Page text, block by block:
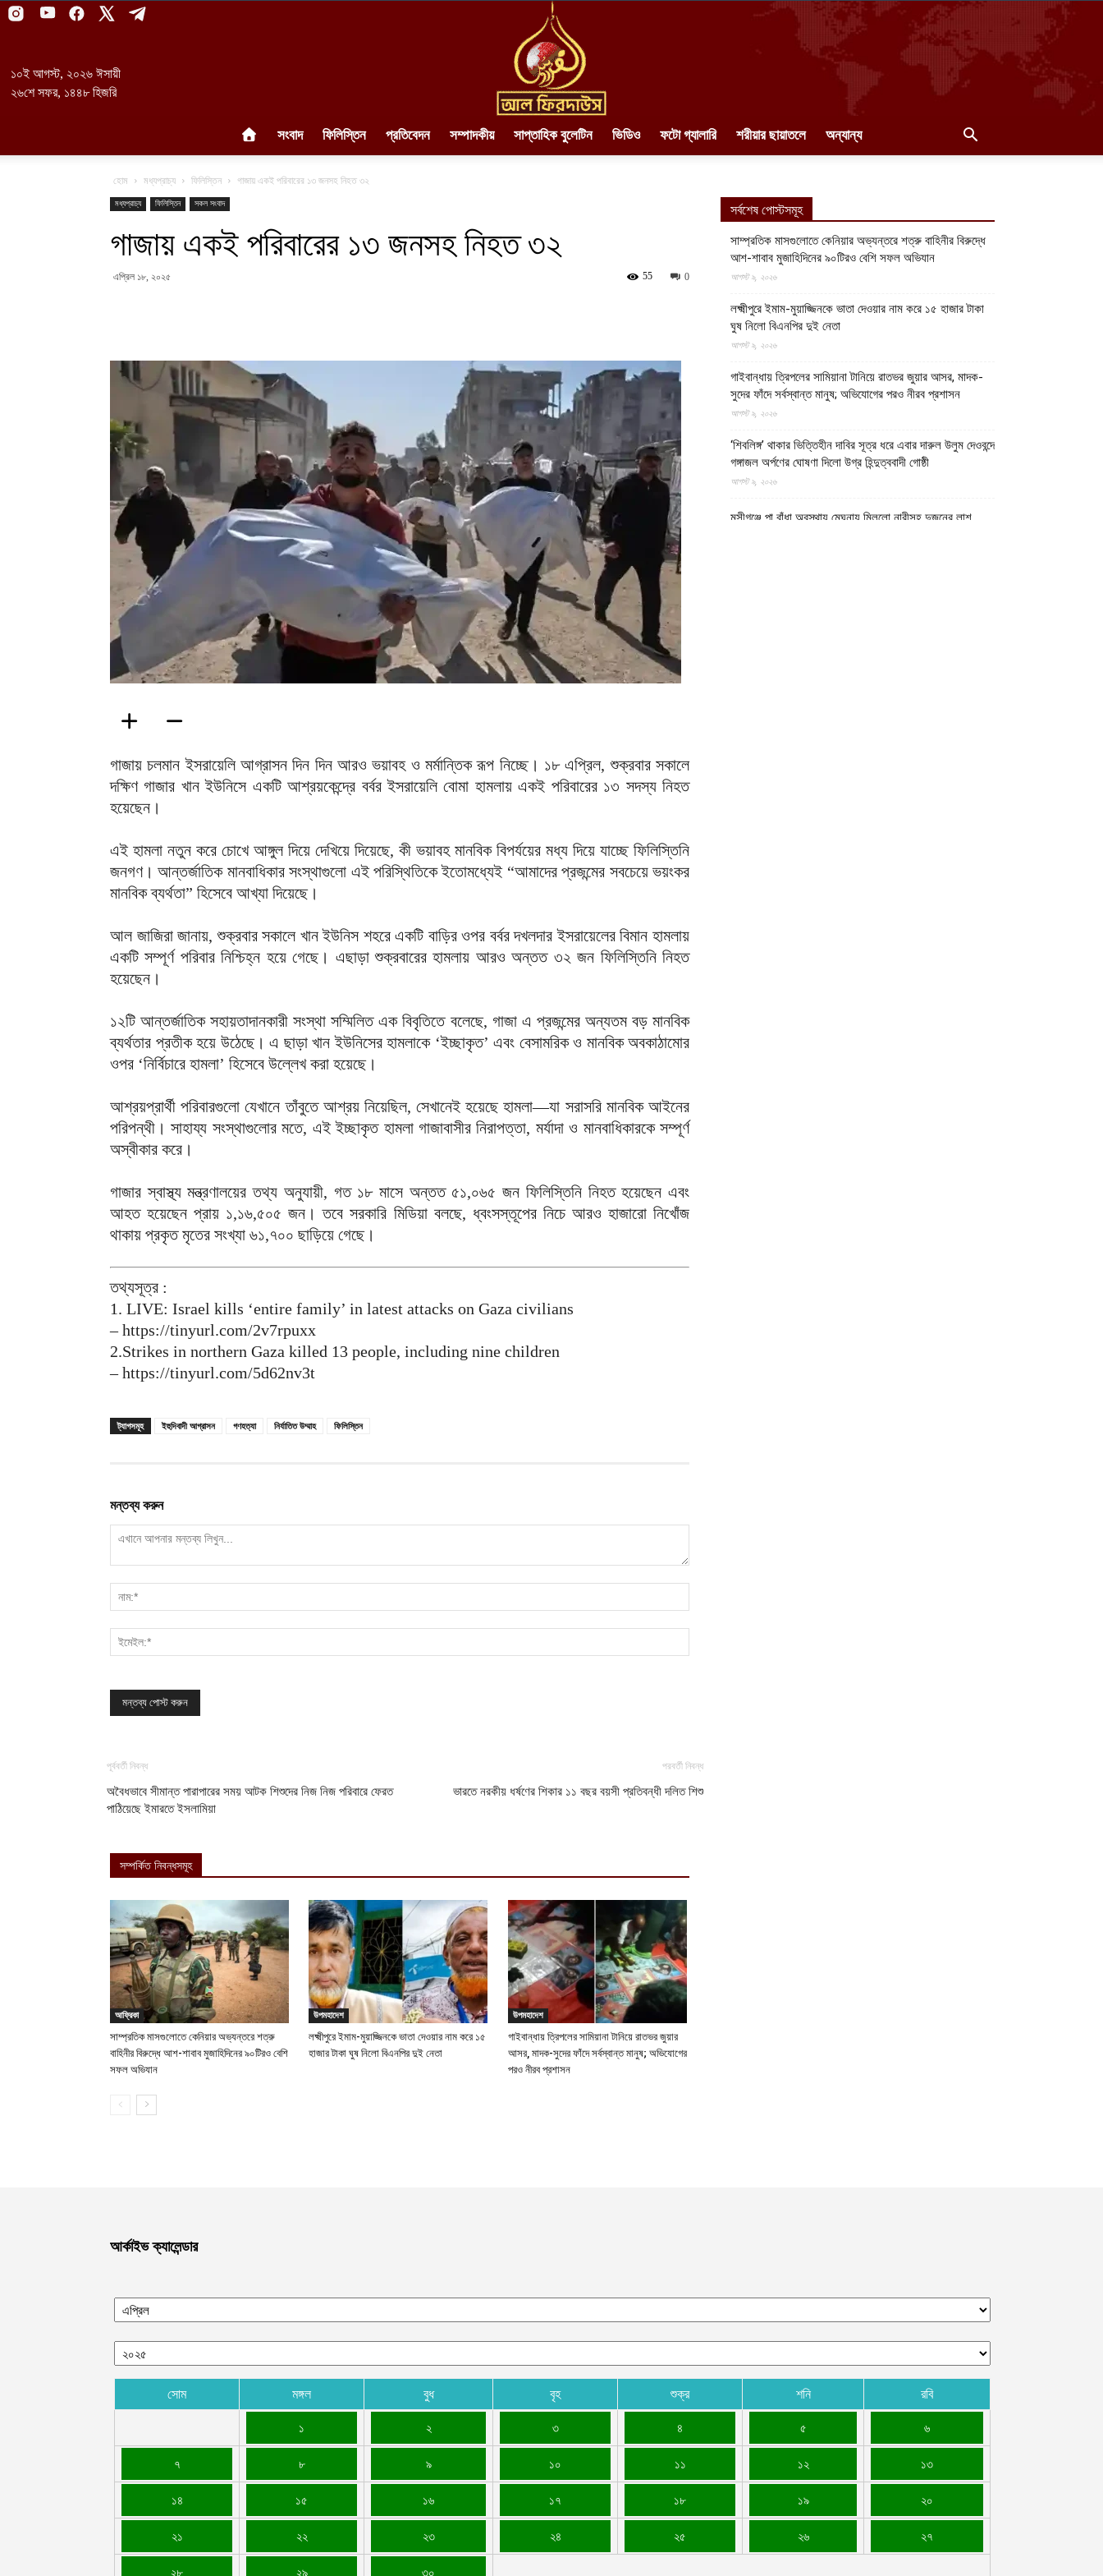
১০ই আগস্ট, ২০২৬ ঈসায়ী
২৬শে সফর, ১৪৪৮ হিজরি
আল-
ফিরদাউস
সংবাদ ফিলিস্তিন প্রতিবেদন সম্পাদকীয় সাপ্তাহিক বুলেটিন ভিডিও ফটো গ্যালারি শরীয়ার ছায়াতলে অন্যান্য
হোম মধ্যপ্রাচ্য ফিলিস্তিন গাজায় একই পরিবারের ১৩ জনসহ নিহত ৩২
মধ্যপ্রাচ্য ফিলিস্তিন সকল সংবাদ
গাজায় একই পরিবারের ১৩ জনসহ নিহত ৩২
এপ্রিল ১৮, ২০২৫ 0
55
গাজায় চলমান ইসরায়েলি আগ্রাসন দিন দিন আরও ভয়াবহ ও মর্মান্তিক রূপ নিচ্ছে। ১৮ এপ্রিল, শুক্রবার সকালে
দক্ষিণ গাজার খান ইউনিসে একটি আশ্রয়কেন্দ্রে বর্বর ইসরায়েলি বোমা হামলায় একই পরিবারের ১৩ সদস্য নিহত
হয়েছেন।
এই হামলা নতুন করে চোখে আঙ্গুল দিয়ে দেখিয়ে দিয়েছে, কী ভয়াবহ মানবিক বিপর্যয়ের মধ্য দিয়ে যাচ্ছে ফিলিস্তিনি
জনগণ। আন্তর্জাতিক মানবাধিকার সংস্থাগুলো এই পরিস্থিতিকে ইতোমধ্যেই “আমাদের প্রজন্মের সবচেয়ে ভয়ংকর
মানবিক ব্যর্থতা” হিসেবে আখ্যা দিয়েছে।
আল জাজিরা জানায়, শুক্রবার সকালে খান ইউনিস শহরে একটি বাড়ির ওপর বর্বর দখলদার ইসরায়েলের বিমান হামলায়
একটি সম্পূর্ণ পরিবার নিশ্চিহ্ন হয়ে গেছে। এছাড়া শুক্রবারের হামলায় আরও অন্তত ৩২ জন ফিলিস্তিনি নিহত
হয়েছেন।
১২টি আন্তর্জাতিক সহায়তাদানকারী সংস্থা সম্মিলিত এক বিবৃতিতে বলেছে, গাজা এ প্রজন্মের অন্যতম বড় মানবিক
ব্যর্থতার প্রতীক হয়ে উঠেছে। এ ছাড়া খান ইউনিসের হামলাকে ‘ইচ্ছাকৃত’ এবং বেসামরিক ও মানবিক অবকাঠামোর
ওপর ‘নির্বিচারে হামলা’ হিসেবে উল্লেখ করা হয়েছে।
আশ্রয়প্রার্থী পরিবারগুলো যেখানে তাঁবুতে আশ্রয় নিয়েছিল, সেখানেই হয়েছে হামলা—যা সরাসরি মানবিক আইনের
পরিপন্থী। সাহায্য সংস্থাগুলোর মতে, এই ইচ্ছাকৃত হামলা গাজাবাসীর নিরাপত্তা, মর্যাদা ও মানবাধিকারকে সম্পূর্ণ
অস্বীকার করে।
গাজার স্বাস্থ্য মন্ত্রণালয়ের তথ্য অনুযায়ী, গত ১৮ মাসে অন্তত ৫১,০৬৫ জন ফিলিস্তিনি নিহত হয়েছেন এবং
আহত হয়েছেন প্রায় ১,১৬,৫০৫ জন। তবে সরকারি মিডিয়া বলছে, ধ্বংসস্তূপের নিচে আরও হাজারো নিখোঁজ
থাকায় প্রকৃত মৃতের সংখ্যা ৬১,৭০০ ছাড়িয়ে গেছে।
তথ্যসূত্র :
1. LIVE: Israel kills ‘entire family’ in latest attacks on Gaza civilians
– https://tinyurl.com/2v7rpuxx
2.Strikes in northern Gaza killed 13 people, including nine children
– https://tinyurl.com/5d62nv3t
ট্যাগসমূহ ইহুদিবাদী আগ্রাসন গণহত্যা নির্যাতিত উম্মাহ ফিলিস্তিন
মন্তব্য করুন
পূর্ববর্তী নিবন্ধ
অবৈধভাবে সীমান্ত পারাপারের সময় আটক শিশুদের নিজ নিজ পরিবারে ফেরত
পাঠিয়েছে ইমারতে ইসলামিয়া
পরবর্তী নিবন্ধ
ভারতে নরকীয় ধর্ষণের শিকার ১১ বছর বয়সী প্রতিবন্ধী দলিত শিশু
সম্পর্কিত নিবন্ধসমূহ
আফ্রিকা
সাম্প্রতিক মাসগুলোতে কেনিয়ার অভ্যন্তরে শত্রু
বাহিনীর বিরুদ্ধে আশ-শাবাব মুজাহিদিনের ৯০টিরও বেশি
সফল অভিযান
উপমহাদেশ
লক্ষ্মীপুরে ইমাম-মুয়াজ্জিনকে ভাতা দেওয়ার নাম করে ১৫
হাজার টাকা ঘুষ নিলো বিএনপির দুই নেতা
উপমহাদেশ
গাইবান্ধায় ত্রিপলের সামিয়ানা টানিয়ে রাতভর জুয়ার
আসর, মাদক-সুদের ফাঁদে সর্বস্বান্ত মানুষ; অভিযোগের
পরও নীরব প্রশাসন
সর্বশেষ পোস্টসমূহ
সাম্প্রতিক মাসগুলোতে কেনিয়ার অভ্যন্তরে শত্রু বাহিনীর বিরুদ্ধে
আশ-শাবাব মুজাহিদিনের ৯০টিরও বেশি সফল অভিযান
আগস্ট ৯, ২০২৬
লক্ষ্মীপুরে ইমাম-মুয়াজ্জিনকে ভাতা দেওয়ার নাম করে ১৫ হাজার টাকা
ঘুষ নিলো বিএনপির দুই নেতা
আগস্ট ৯, ২০২৬
গাইবান্ধায় ত্রিপলের সামিয়ানা টানিয়ে রাতভর জুয়ার আসর, মাদক-
সুদের ফাঁদে সর্বস্বান্ত মানুষ; অভিযোগের পরও নীরব প্রশাসন
আগস্ট ৯, ২০২৬
‘শিবলিঙ্গ’ থাকার ভিত্তিহীন দাবির সূত্র ধরে এবার দারুল উলুম দেওবন্দে
গঙ্গাজল অর্পণের ঘোষণা দিলো উগ্র হিন্দুত্ববাদী গোষ্ঠী
আগস্ট ৯, ২০২৬
মুন্সীগঞ্জে পা বাঁধা অবস্থায় মেঘনায় মিললো নারীসহ দুজনের লাশ
আর্কাইভ ক্যালেন্ডার
সোম মঙ্গল বুধ বৃহ শুক্র শনি রবি
১ ২ ৩ ৪ ৫ ৬
৭ ৮ ৯ ১০ ১১ ১২ ১৩
১৪ ১৫ ১৬ ১৭ ১৮ ১৯ ২০
২১ ২২ ২৩ ২৪ ২৫ ২৬ ২৭
২৮ ২৯ ৩০